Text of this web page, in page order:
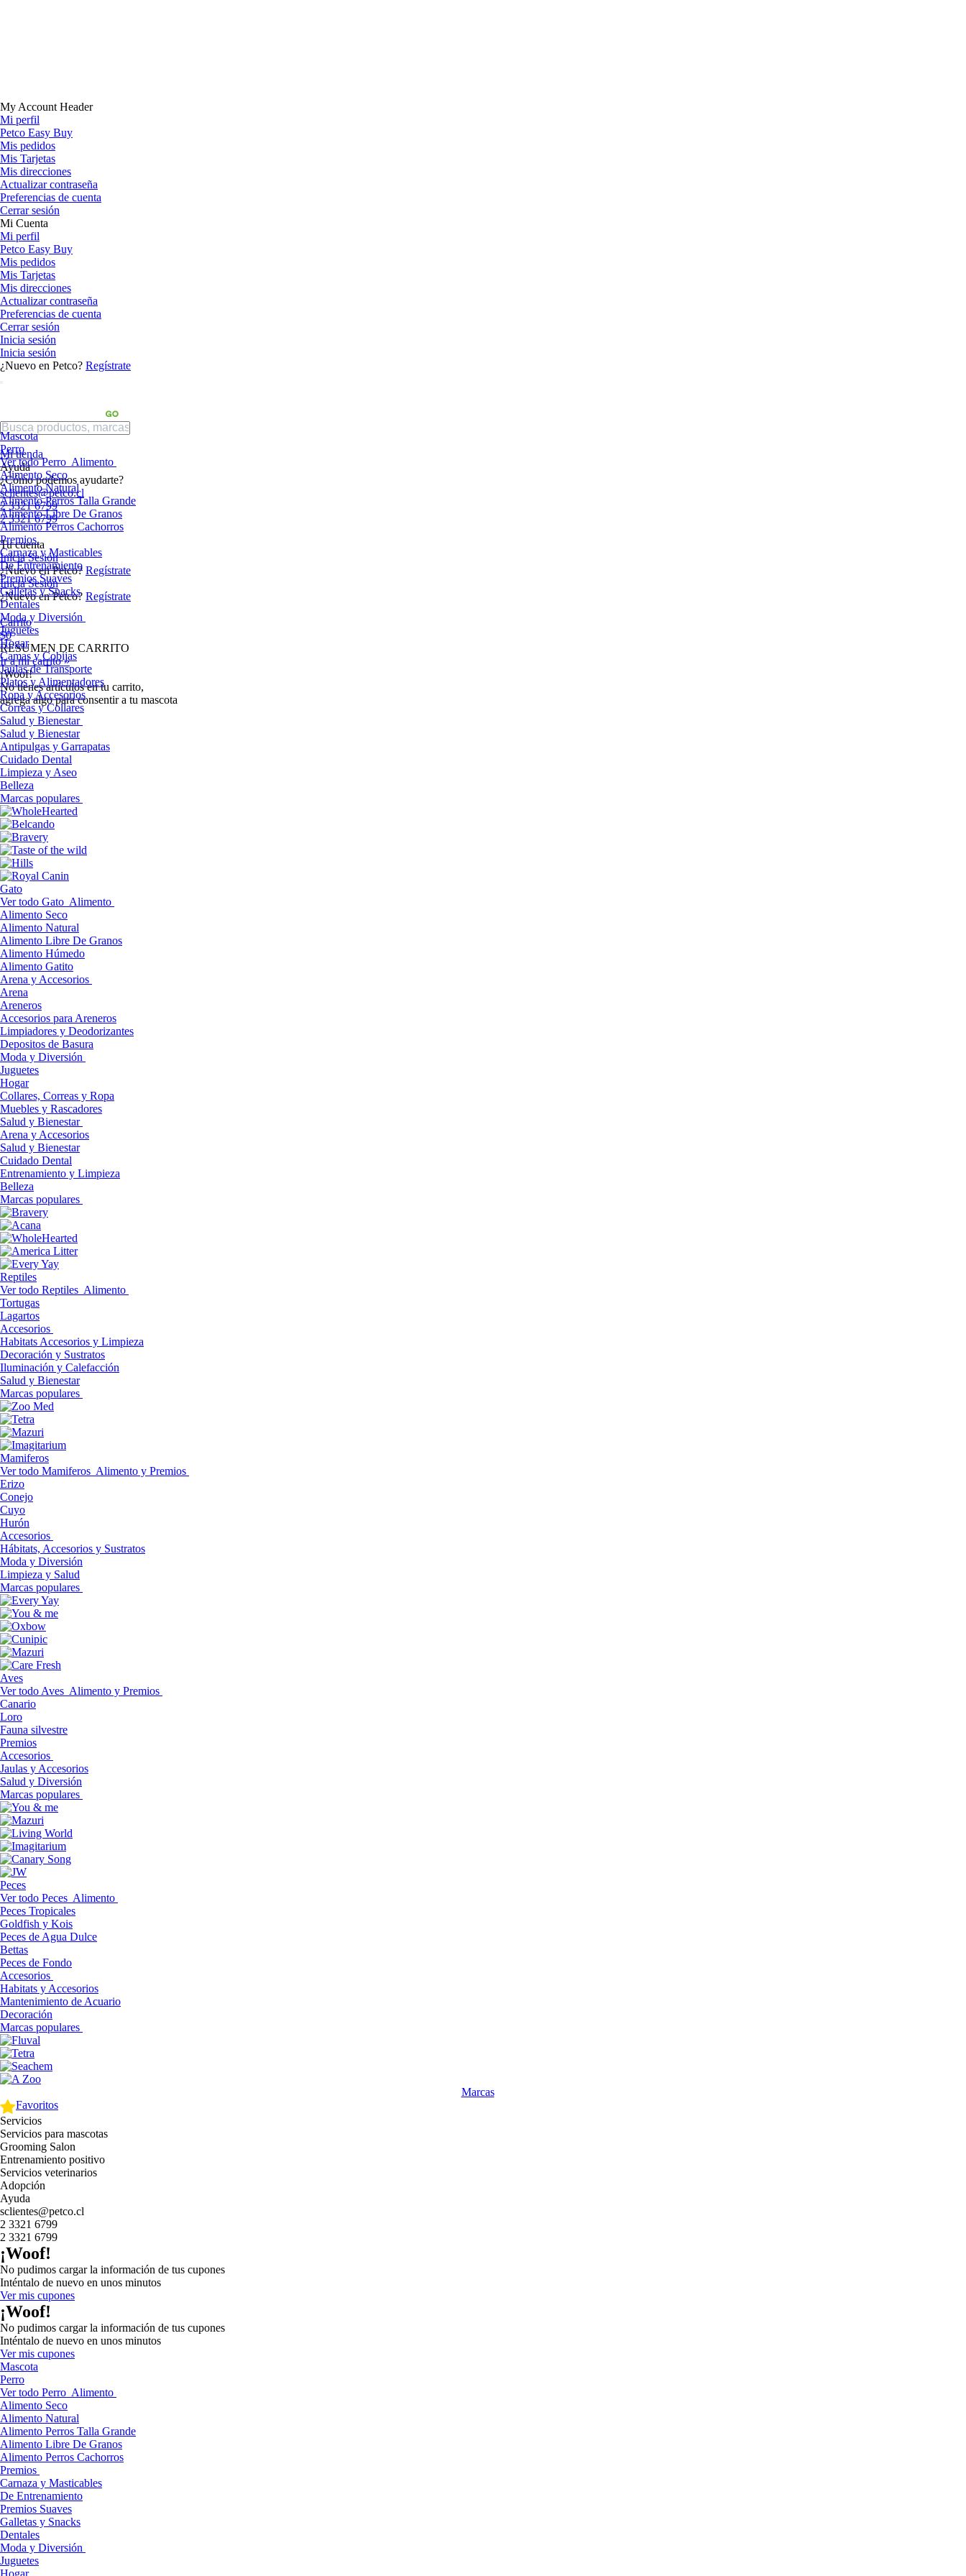
My Account Header
Mi perfil
Petco Easy Buy
Mis pedidos
Mis Tarjetas
Mis direcciones
Actualizar contraseña
Preferencias de cuenta
Cerrar sesión
Mi Cuenta
Mi perfil
Petco Easy Buy
Mis pedidos
Mis Tarjetas
Mis direcciones
Actualizar contraseña
Preferencias de cuenta
Cerrar sesión
Inicia sesión
Inicia sesión
¿Nuevo en Petco? Regístrate
Mi tienda
Ayuda
¿Cómo podemos ayudarte?
sclientes@petco.cl
2 3321 6799
2 3321 6799
Tu cuenta
Inicia Sesión
¿Nuevo en Petco? Regístrate
Inicia Sesión
¿Nuevo en Petco? Regístrate
Carrito
$0
RESUMEN DE CARRITO
Ir a mi carrito »
¡Woof!
No tíenes artículos en tu carrito,
agrega algo para consentir a tu mascota
Mascota
Perro
Ver todo Perro Alimento
Alimento Seco
Alimento Natural
Alimento Perros Talla Grande
Alimento Libre De Granos
Alimento Perros Cachorros
Premios
Carnaza y Masticables
De Entrenamiento
Premios Suaves
Galletas y Snacks
Dentales
Moda y Diversión
Juguetes
Hogar
Camas y Cobijas
Jaulas de Transporte
Platos y Alimentadores
Ropa y Accesorios
Correas y Collares
Salud y Bienestar
Salud y Bienestar
Antipulgas y Garrapatas
Cuidado Dental
Limpieza y Aseo
Belleza
Marcas populares
Gato
Ver todo Gato Alimento
Alimento Seco
Alimento Natural
Alimento Libre De Granos
Alimento Húmedo
Alimento Gatito
Arena y Accesorios
Arena
Areneros
Accesorios para Areneros
Limpiadores y Deodorizantes
Depositos de Basura
Moda y Diversión
Juguetes
Hogar
Collares, Correas y Ropa
Muebles y Rascadores
Salud y Bienestar
Arena y Accesorios
Salud y Bienestar
Cuidado Dental
Entrenamiento y Limpieza
Belleza
Marcas populares
Reptiles
Ver todo Reptiles Alimento
Tortugas
Lagartos
Accesorios
Habitats Accesorios y Limpieza
Decoración y Sustratos
Iluminación y Calefacción
Salud y Bienestar
Marcas populares
Mamiferos
Ver todo Mamiferos Alimento y Premios
Erizo
Conejo
Cuyo
Hurón
Accesorios
Hábitats, Accesorios y Sustratos
Moda y Diversión
Limpieza y Salud
Marcas populares
Aves
Ver todo Aves Alimento y Premios
Canario
Loro
Fauna silvestre
Premios
Accesorios
Jaulas y Accesorios
Salud y Diversión
Marcas populares
Peces
Ver todo Peces Alimento
Peces Tropicales
Goldfish y Kois
Peces de Agua Dulce
Bettas
Peces de Fondo
Accesorios
Habitats y Accesorios
Mantenimiento de Acuario
Decoración
Marcas populares
Marcas
Favoritos
Servicios
Servicios para mascotas
Grooming Salon
Entrenamiento positivo
Servicios veterinarios
Adopción
Ayuda
sclientes@petco.cl
2 3321 6799
2 3321 6799
¡Woof!
No pudimos cargar la información de tus cupones
Inténtalo de nuevo en unos minutos
Ver mis cupones
¡Woof!
No pudimos cargar la información de tus cupones
Inténtalo de nuevo en unos minutos
Ver mis cupones
Mascota
Perro
Ver todo Perro Alimento
Alimento Seco
Alimento Natural
Alimento Perros Talla Grande
Alimento Libre De Granos
Alimento Perros Cachorros
Premios
Carnaza y Masticables
De Entrenamiento
Premios Suaves
Galletas y Snacks
Dentales
Moda y Diversión
Juguetes
Hogar